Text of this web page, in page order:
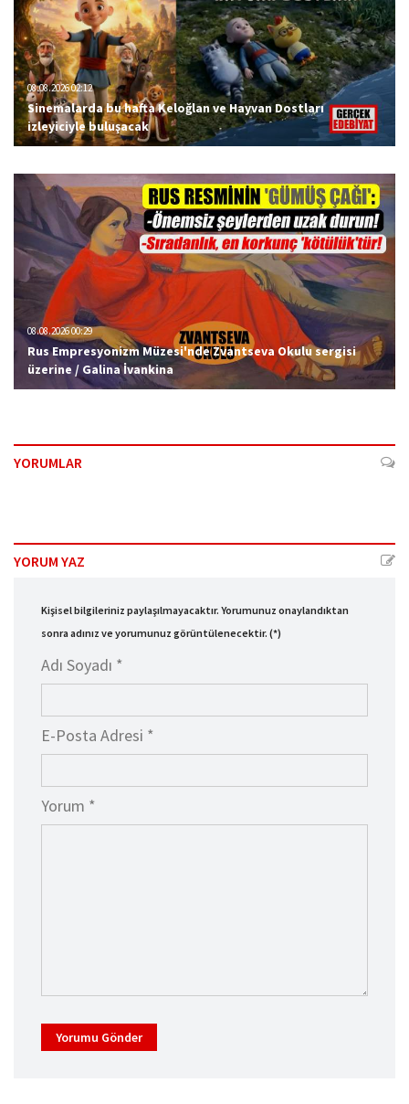
08.08.2026 02:12
Sinemalarda bu hafta Keloğlan ve Hayvan Dostları
izleyiciyle buluşacak
08.08.2026 00:29
Rus Empresyonizm Müzesi'nde Zvantseva Okulu sergisi
üzerine / Galina İvankina
YORUMLAR
YORUM YAZ
Kişisel bilgileriniz paylaşılmayacaktır. Yorumunuz onaylandıktan
sonra adınız ve yorumunuz görüntülenecektir. (*)
Adı Soyadı *
E-Posta Adresi *
Yorum *
Yorumu Gönder